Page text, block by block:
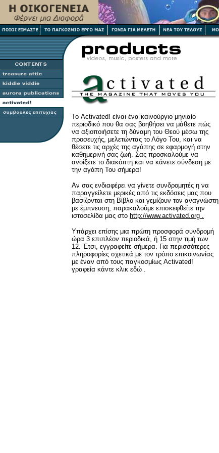
Το Activated! είναι ένα καινούργιο μηνιαίο
περιοδικό που θα σας βοηθήσει να μάθετε πώς
να αξιοποιήσετε τη δύναμη του Θεού μέσω της
προσευχής, μελετώντας το Λόγο Του, και να
θέσετε τις αρχές της αγάπης σε εφαρμογή στην
καθημερινή σας ζωή. Σας προσκαλούμε να
ανοίξετε το διακόπτη και να κάνετε σύνδεση με
την αγάπη Του σήμερα!
Αν σας ενδιαφέρει να γίνετε συνδρομητές η να
παραγγείλετε μερικές από τις εκδόσεις μας που
βασίζονται στη Βίβλο και γεμίζουν τον αναγνώστη
με έμπνευση, παρακαλούμε επισκεφθείτε την
ιστοσελίδα μας στο http://www.activated.org .
Υπάρχει επίσης μια πρώτη προσφορά συνδρομή
ώρα 3 επιπλέον περιοδικά, ή 15 στην τιμή των
12. Έτσι, εγγραφείτε σήμερα. Για περισσότερες
πληροφορίες σχετικά με τον τρόπο επικοινωνίας
με έναν από τους παγκοσμίως Activated!
γραφεία κάντε κλικ εδώ .